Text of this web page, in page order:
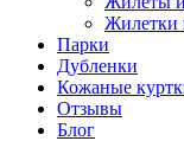
Жилетки
Парки
Дубленки
Кожаные
Отзывы
Блог